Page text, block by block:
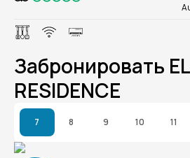
Забронировать
RESIDENCE
7 8 9 10 11